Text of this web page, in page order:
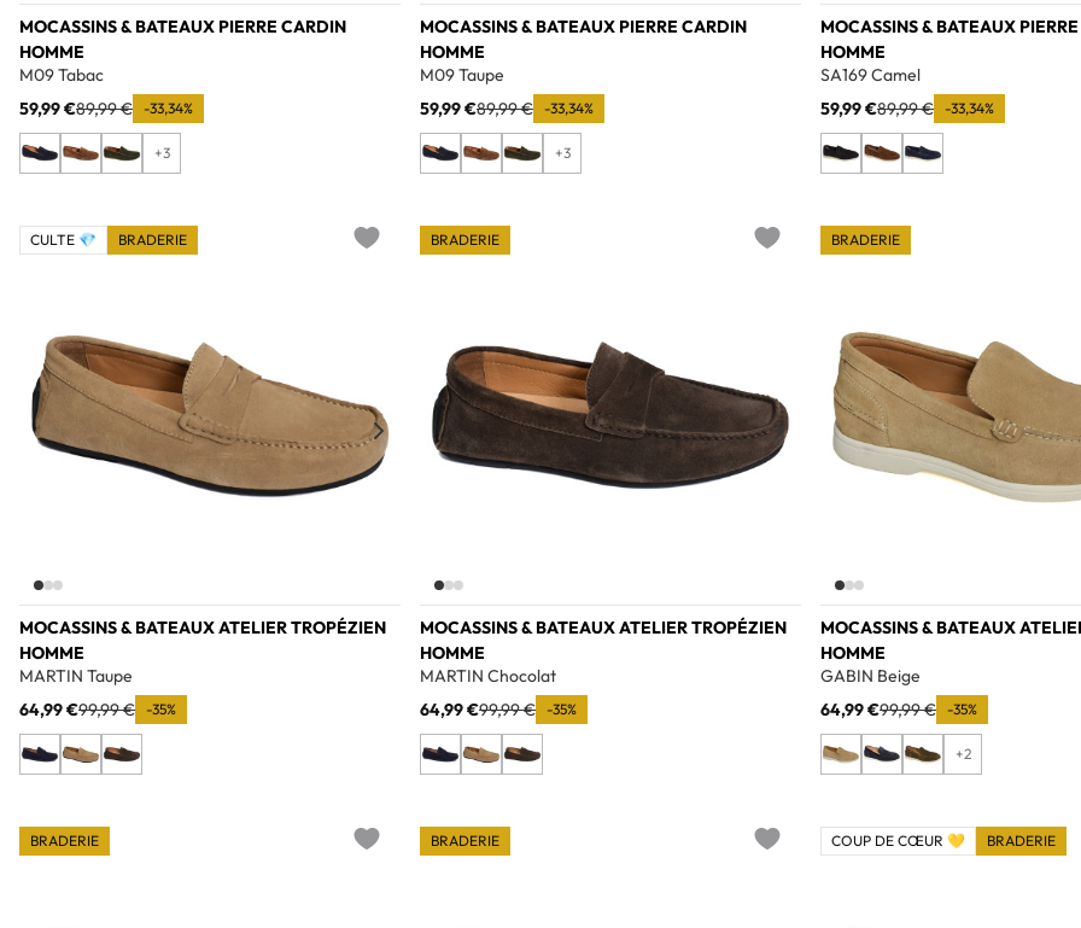
MOCASSINS & BATEAUX PIERRE CARDIN
HOMME
M09 Tabac
59,99 €89,99 € -33,34%
+3
MOCASSINS & BATEAUX PIERRE CARDIN
HOMME
M09 Taupe
59,99 €89,99 € -33,34%
+3
MOCASSINS & BATEAUX
HOMME
SA169 Camel
59,99 €89,99 € -33,34%
MOCASSINS & BATEAUX ATELIER TROPÉZIEN
HOMME
MARTIN Taupe
64,99 €99,99 € -35%
CULTE 💎 BRADERIE
MOCASSINS & BATEAUX ATELIER TROPÉZIEN
HOMME
MARTIN Chocolat
64,99 €99,99 € -35%
BRADERIE
MOCASSINS & BATEAUX
HOMME
GABIN Beige
64,99 €99,99 € -35%
+2
BRADERIE
BRADERIE BRADERIE COUP DE CŒUR 💛 BRADERIE